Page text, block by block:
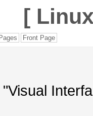
[
Front Page